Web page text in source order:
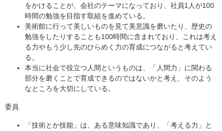
をかけることが、会社のテーマになっており、社員1人が100
時間の勉強を目指す取組を進めている。
美術館に行って美しいものを見て美意識を磨いたり、歴史の
勉強をしたりすることも100時間に含まれており、これは考え
る力やもう少し先のひらめく力の育成につながると考えてい
る。
本当に社会で役立つ人間というものは、「人間力」に関わる
部分を磨くことで育成できるのではないかと考え、そのよう
なところを大切にしている。
委員
「技術とか技能」は、ある意味知識であり、「考える力」と